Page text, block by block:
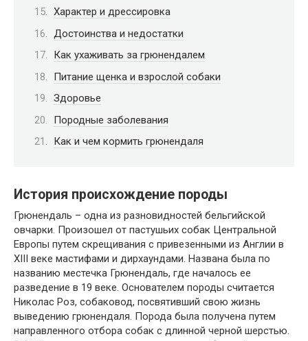
Характер и дрессировка
Достоинства и недостатки
Как ухаживать за грюнендалем
Питание щенка и взрослой собаки
Здоровье
Породные заболевания
Как и чем кормить грюнендаля
История происхождение породы
Грюнендаль – одна из разновидностей бельгийской
овчарки. Произошел от пастушьих собак Центральной
Европы путем скрещивания с привезенными из Англии в
XIII веке мастифами и дирхаундами. Названа была по
названию местечка Грюнендаль, где началось ее
разведение в 19 веке. Основателем породы считается
Николас Роз, собаковод, посвятивший свою жизнь
выведению грюнендаля. Порода была получена путем
направленного отбора собак с длинной черной шерстью.